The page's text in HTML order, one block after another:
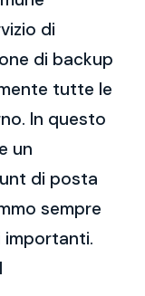
di
di backup
tutte le
In questo
un
di posta
sempre
importanti.